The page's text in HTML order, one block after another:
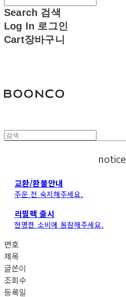
Search 검색
Log In 로그인
Cart장바구니
notice
교환/환불안내
주문 전 숙지해주세요.
리필팩 출시
현명한 소비에 동참해주세요.
번호
제목
글쓴이
조회수
등록일